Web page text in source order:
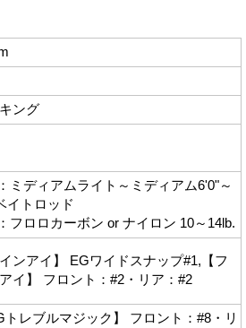
ング
ミディアムライト～ミディアム6'0"～
イトロッド
フロロカーボン or ナイロン 10～14lb.
インアイ】 EGワイドスナップ#1,【フ
イ】 フロント：#2・リア：#2
トレブルマジック】 フロント：#8・リ